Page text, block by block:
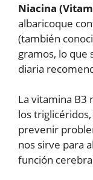
Niacina
albaricoque
(también
gramos, lo que
diaria
La vitamina B3
los
prevenir
nos sirve para
función